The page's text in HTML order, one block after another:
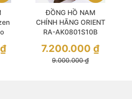
₫
ĐỒNG HỒ NAM
CHÍNH HÃNG ORIENT
RA-AK0801S10B
BAMBINO SUN AND
MOON WHITE DIAL
9.000.000₫
7.200.000 ₫